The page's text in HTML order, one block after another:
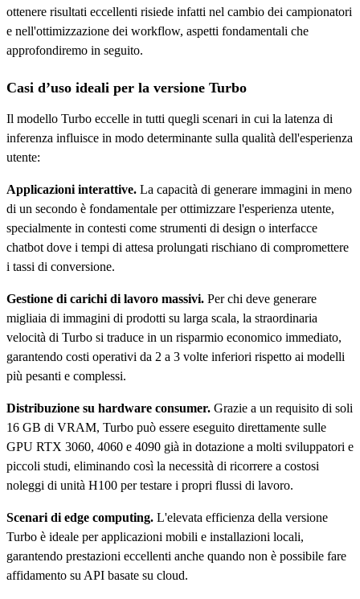
ottenere risultati eccellenti risiede infatti nel cambio dei campionatori
e nell'ottimizzazione dei workflow, aspetti fondamentali che
approfondiremo in seguito.
Casi d’uso ideali per la versione Turbo
Il modello Turbo eccelle in tutti quegli scenari in cui la latenza di
inferenza influisce in modo determinante sulla qualità dell'esperienza
utente:
Applicazioni interattive. La capacità di generare immagini in meno
di un secondo è fondamentale per ottimizzare l'esperienza utente,
specialmente in contesti come strumenti di design o interfacce
chatbot dove i tempi di attesa prolungati rischiano di compromettere
i tassi di conversione.
Gestione di carichi di lavoro massivi. Per chi deve generare
migliaia di immagini di prodotti su larga scala, la straordinaria
velocità di Turbo si traduce in un risparmio economico immediato,
garantendo costi operativi da 2 a 3 volte inferiori rispetto ai modelli
più pesanti e complessi.
Distribuzione su hardware consumer. Grazie a un requisito di soli
16 GB di VRAM, Turbo può essere eseguito direttamente sulle
GPU RTX 3060, 4060 e 4090 già in dotazione a molti sviluppatori e
piccoli studi, eliminando così la necessità di ricorrere a costosi
noleggi di unità H100 per testare i propri flussi di lavoro.
Scenari di edge computing. L'elevata efficienza della versione
Turbo è ideale per applicazioni mobili e installazioni locali,
garantendo prestazioni eccellenti anche quando non è possibile fare
affidamento su API basate su cloud.